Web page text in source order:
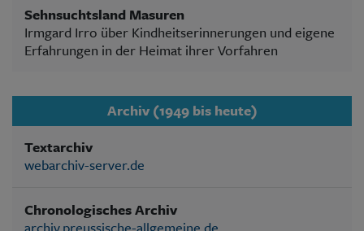
Sehnsuchtsland Masuren
Irmgard Irro über Kindheitserinnerungen und eigene
Erfahrungen in der Heimat ihrer Vorfahren
Archiv (1949 bis heute)
Textarchiv
webarchiv-server.de
Chronologisches Archiv